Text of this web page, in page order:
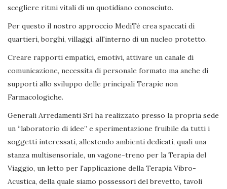
scegliere ritmi vitali di un quotidiano conosciuto.
Per questo il nostro approccio MediTè crea spaccati di
quartieri, borghi, villaggi, all'interno di un nucleo protetto.
Creare rapporti empatici, emotivi, attivare un canale di
comunicazione, necessita di personale formato ma anche di
supporti allo sviluppo delle principali Terapie non
Farmacologiche.
Generali Arredamenti Srl ha realizzato presso la propria sede
un “laboratorio di idee” e sperimentazione fruibile da tutti i
soggetti interessati, allestendo ambienti dedicati, quali una
stanza multisensoriale, un vagone-treno per la Terapia del
Viaggio, un letto per l'applicazione della Terapia Vibro-
Acustica, della quale siamo possessori del brevetto, tavoli